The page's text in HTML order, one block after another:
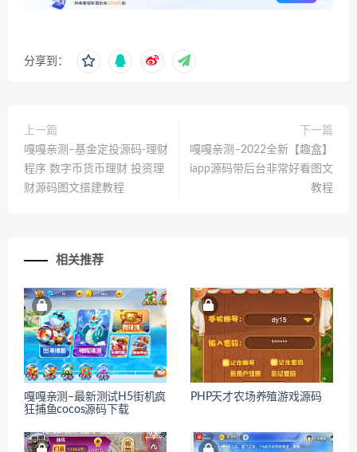
分享到：
上一篇
嘎嘎亲测–基金定投源码-理财
程序 数字币货币理财 投资理
财源码图文搭建教程
下一篇
嘎嘎亲测–2022全新【趣盒】
iapp源码带后台非常好看图文
教程
相关推荐
嘎嘎亲测–最新测试H5街机疯
狂捕鱼cocos源码下载
PHP天才农场养殖游戏源码